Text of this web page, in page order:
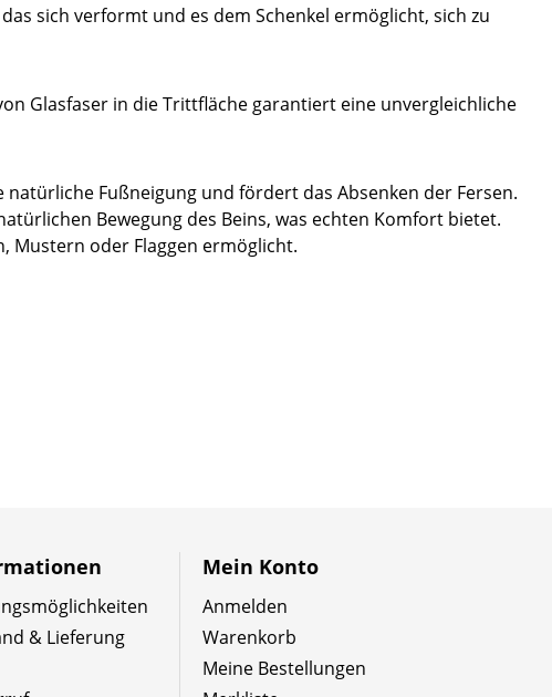
sich verformt und es dem Schenkel ermöglicht, sich zu
Glasfaser in die Trittfläche garantiert eine unvergleichliche
Fußneigung und fördert das Absenken der Fersen.
Bewegung des Beins, was echten Komfort bietet.
Mustern oder Flaggen ermöglicht.
& Lieferung
Mein Konto
Anmelden
Warenkorb
Meine Bestellungen